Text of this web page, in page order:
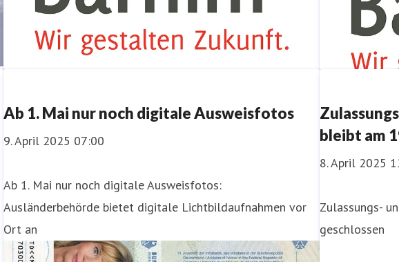
Ab 1. Mai nur noch digitale Ausweisfotos
9. April 2025 07:00
Ab 1. Mai nur noch digitale Ausweisfotos:
Ausländerbehörde bietet digitale Lichtbildaufnahmen vor
Ort an
bleibt am
8. April 2025
Zulassungs-
geschlossen